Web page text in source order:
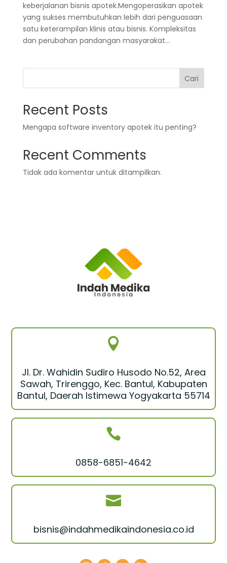
keberjalanan bisnis apotek.Mengoperasikan apotek
yang sukses membutuhkan lebih dari penguasaan
satu keterampilan klinis atau bisnis. Kompleksitas
dan perubahan pandangan masyarakat...
Cari
Recent Posts
Mengapa software inventory apotek itu penting?
Recent Comments
Tidak ada komentar untuk ditampilkan.

Jl. Dr. Wahidin Sudiro Husodo No.52, Area
Sawah, Trirenggo, Kec. Bantul, Kabupaten
Bantul, Daerah Istimewa Yogyakarta 55714

0858-6851-4642

bisnis@indahmedikaindonesia.co.id